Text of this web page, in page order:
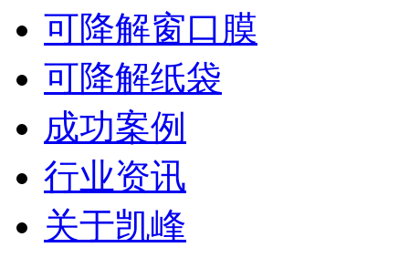
可降解窗口膜
可降解纸袋
成功案例
行业资讯
关于凯峰